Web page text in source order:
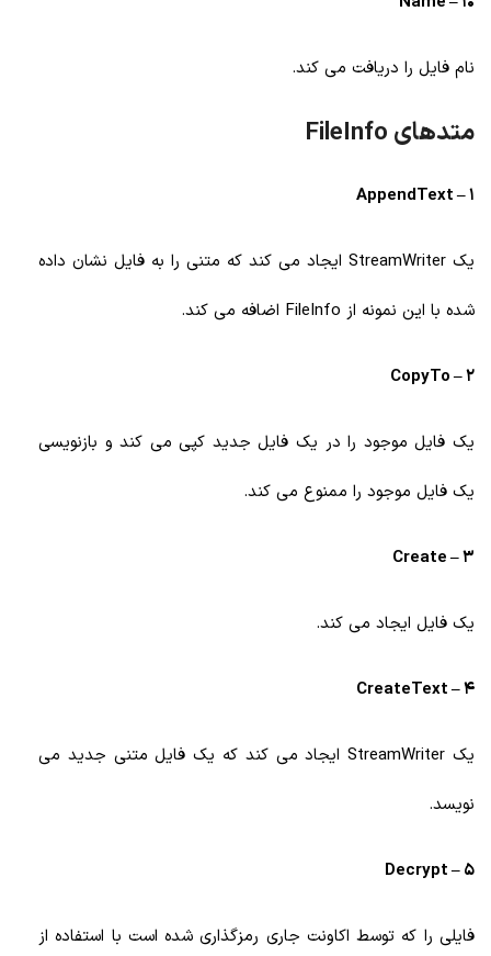
نام فایل را دریافت می کند.
متدهای FileInfo
1 – AppendText
یک StreamWriter ایجاد می کند که متنی را به فایل نشان داده
شده با این نمونه از FileInfo اضافه می کند.
2 – CopyTo
یک فایل موجود را در یک فایل جدید کپی می کند و بازنویسی
یک فایل موجود را ممنوع می کند.
3 – Create
یک فایل ایجاد می کند.
4 – CreateText
یک StreamWriter ایجاد می کند که یک فایل متنی جدید می
نویسد.
5 – Decrypt
فایلی را که توسط اکاونت جاری رمزگذاری شده است با استفاده از